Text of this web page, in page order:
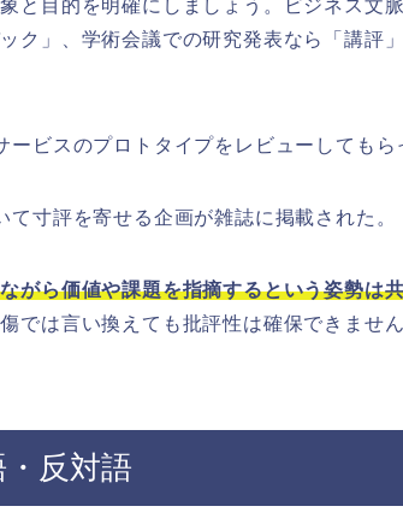
と目的を明確にしましょう。ビジネス文
ク」、学術会議での研究発表なら「講評
ービスのプロトタイプをレビューしてもら
て寸評を寄せる企画が雑誌に掲載された。
がら価値や課題を指摘するという姿勢は
では言い換えても批評性は確保できません
・反対語